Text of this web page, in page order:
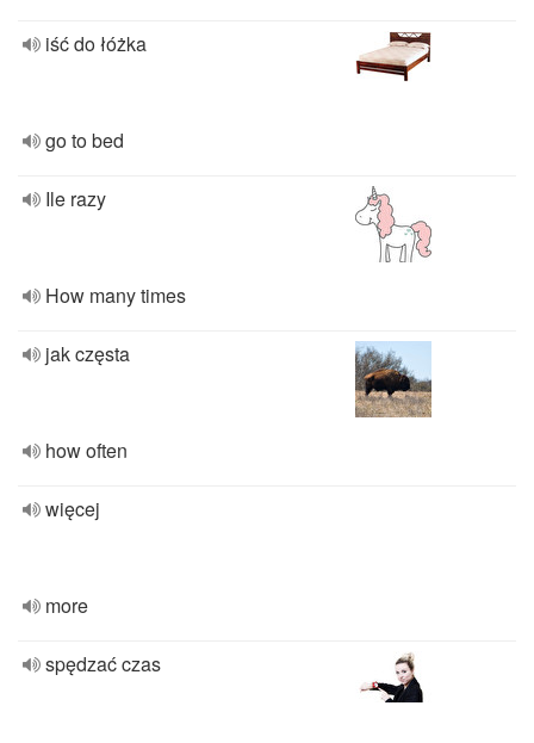
iść do łóżka
go to bed
Ile razy
How many times
jak częsta
how often
więcej
more
spędzać czas